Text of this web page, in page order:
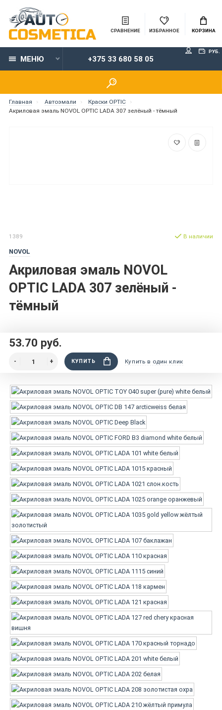
СРАВНЕНИЕ ИЗБРАННОЕ КОРЗИНА
МЕНЮ +375 33 680 58 05
РУБ.
Главная Автоэмали
Краски OPTIC
Акриловая эмаль NOVOL OPTIC LADA 307 зелёный - тёмный
1389
NOVOL
Акриловая эмаль NOVOL
OPTIC LADA 307 зелёный -
тёмный
В наличии
53.70 руб.
КУПИТЬ Купить в один клик